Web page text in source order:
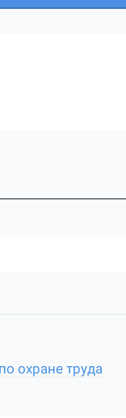
охране труда